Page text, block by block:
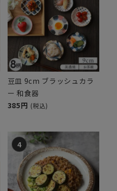
豆皿 9cm ブラッシュカラ
ー 和食器
385円 (税込)